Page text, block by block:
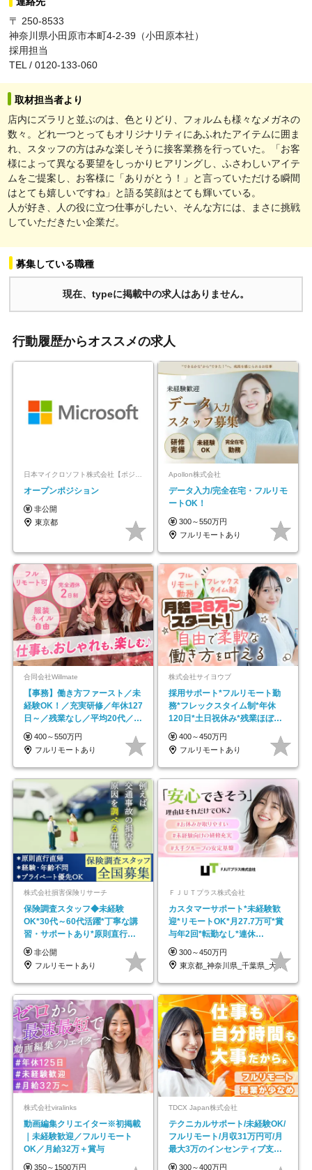
〒 250-8533
神奈川県小田原市本町4-2-39（小田原本社）
採用担当
TEL / 0120-133-060
取材担当者より
店内にズラリと並ぶのは、色とりどり、フォルムも様々なメガネの
数々。どれ一つとってもオリジナリティにあふれたアイテムに囲ま
れ、スタッフの方はみな楽しそうに接客業務を行っていた。「お客
様によって異なる要望をしっかりヒアリングし、ふさわしいアイテ
ムをご提案し、お客様に「ありがとう！」と言っていただける瞬間
はとても嬉しいですね」と語る笑顔はとても輝いている。
人が好き、人の役に立つ仕事がしたい、そんな方には、まさに挑戦
していただきたい企業だ。
募集している職種
現在、typeに掲載中の求人はありません。
行動履歴からオススメの求人
オープンポジション
非公開
東京都
Apollon株式会社
データ入力/完全在宅・フルリモ
ートOK！
300～550万円
フルリモートあり
合同会社Willmate
【事務】働き方ファースト／未
経験OK！／充実研修／年休127
日～／残業なし／平均20代／リ
モートOK
400～550万円
フルリモートあり
株式会社サイヨウブ
採用サポート*フルリモート勤
務*フレックスタイム制*年休
120日*土日祝休み*残業ほぼな
し*育児中社員8割以上
400～450万円
フルリモートあり
株式会社損害保険リサーチ
保険調査スタッフ◆未経験
OK*30代～60代活躍*丁寧な講
習・サポートあり*原則直行直
帰／全国募集・業務委託
非公開
フルリモートあり
ＦＪＵＴプラス株式会社
カスタマーサポート*未経験歓
迎*リモートOK*月27.7万可*賞
与年2回*転勤なし*連休
OK/ZE010232
300～450万円
東京都_神奈川県_千葉県_大阪府_愛知県…
株式会社viralinks
動画編集クリエイター※初掲載
｜未経験歓迎／フルリモート
OK／月給32万＋賞与
350～1500万円
TDCX Japan株式会社
テクニカルサポート/未経験OK/
フルリモート/月収31万円可/月
最大3万のインセンティブ支給/
平均年齢33歳
300～400万円